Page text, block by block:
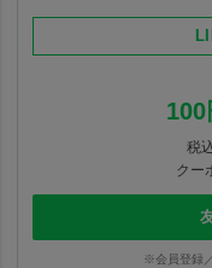
税
クー
※会員登録